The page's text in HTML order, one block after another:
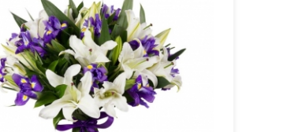
Ирисы в сочетании с лилиями.
60 см
50 см